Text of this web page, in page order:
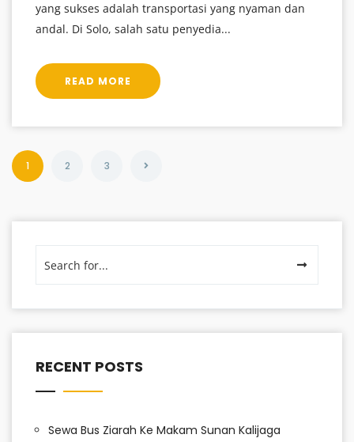
yang sukses adalah transportasi yang nyaman dan
andal. Di Solo, salah satu penyedia...
READ MORE
1 2 3
RECENT POSTS
Sewa Bus Ziarah Ke Makam Sunan Kalijaga